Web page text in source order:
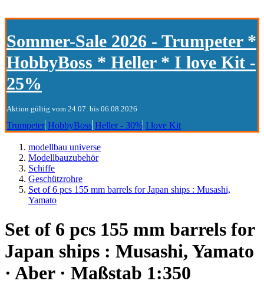
Sommer-Sale 2026 - Trumpeter *
HobbyBoss * Heller * I love Kit -
25%
Aktion gültig vom 24.07. bis 06.08.2026
Trumpeter HobbyBoss Heller - 30% I love Kit
modellbau universe
Modellbauzubehör
Schiffe
Geschützrohre
Set of 6 pcs 155 mm barrels for Japan ships : Musashi,
Yamato
Set of 6 pcs 155 mm barrels for
Japan ships : Musashi, Yamato
· Aber · Maßstab 1:350